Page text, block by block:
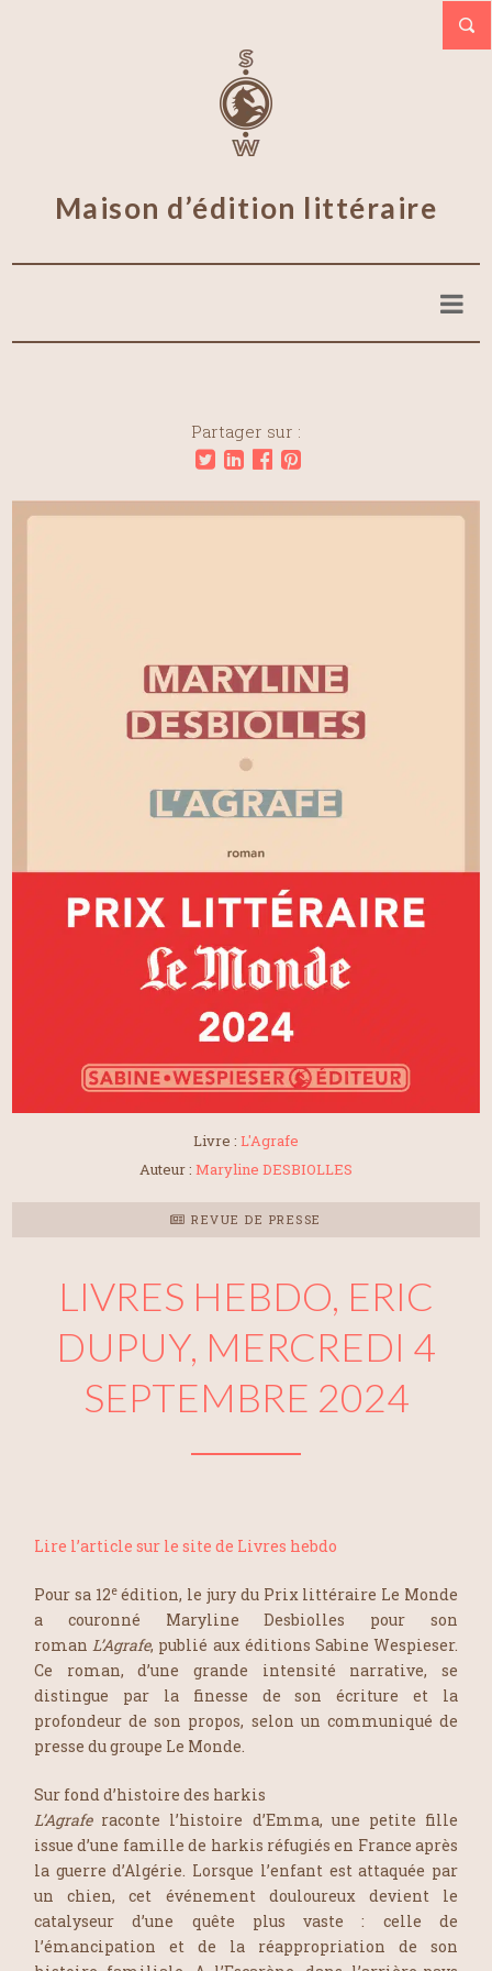
Maison d’édition littéraire
Partager sur :
Livre : L'Agrafe
Auteur : Maryline DESBIOLLES
REVUE DE PRESSE
LIVRES HEBDO, ERIC
DUPUY, MERCREDI 4
SEPTEMBRE 2024
Lire l’article sur le site de Livres hebdo
Pour sa 12eédition, le jury du Prix littéraire Le Monde
a couronné Maryline Desbiolles pour son
romanL’Agrafe, publié aux éditions Sabine Wespieser.
Ce roman, d’une grande intensité narrative, se
distingue par la finesse de son écriture et la
profondeur de son propos, selon un communiqué de
presse du groupe Le Monde.
Sur fond d’histoire des harkis
L’Agraferaconte l’histoire d’Emma, une petite fille
issue d’une famille de harkis réfugiés en France après
la guerre d’Algérie. Lorsque l’enfant est attaquée par
un chien, cet événement douloureux devient le
catalyseur d’une quête plus vaste : celle de
l’émancipation et de la réappropriation de son